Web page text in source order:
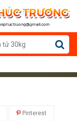
Pinterest